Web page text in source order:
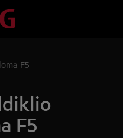
F5
F5